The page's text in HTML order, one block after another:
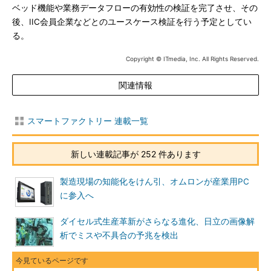
ベッド機能や業務データフローの有効性の検証を完了させ、その
後、IIC会員企業などとのユースケース検証を行う予定としてい
る。
Copyright © ITmedia, Inc. All Rights Reserved.
関連情報
スマートファクトリー 連載一覧
新しい連載記事が 252 件あります
製造現場の知能化をけん引、オムロンが産業用PC
に参入へ
ダイセル式生産革新がさらなる進化、日立の画像解
析でミスや不具合の予兆を検出